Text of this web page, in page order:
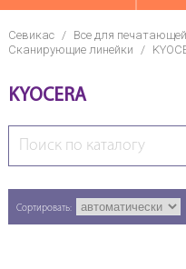
Севикас / Все для печатающей
Сканирующие линейки /
KYOCERA
Сортировать: